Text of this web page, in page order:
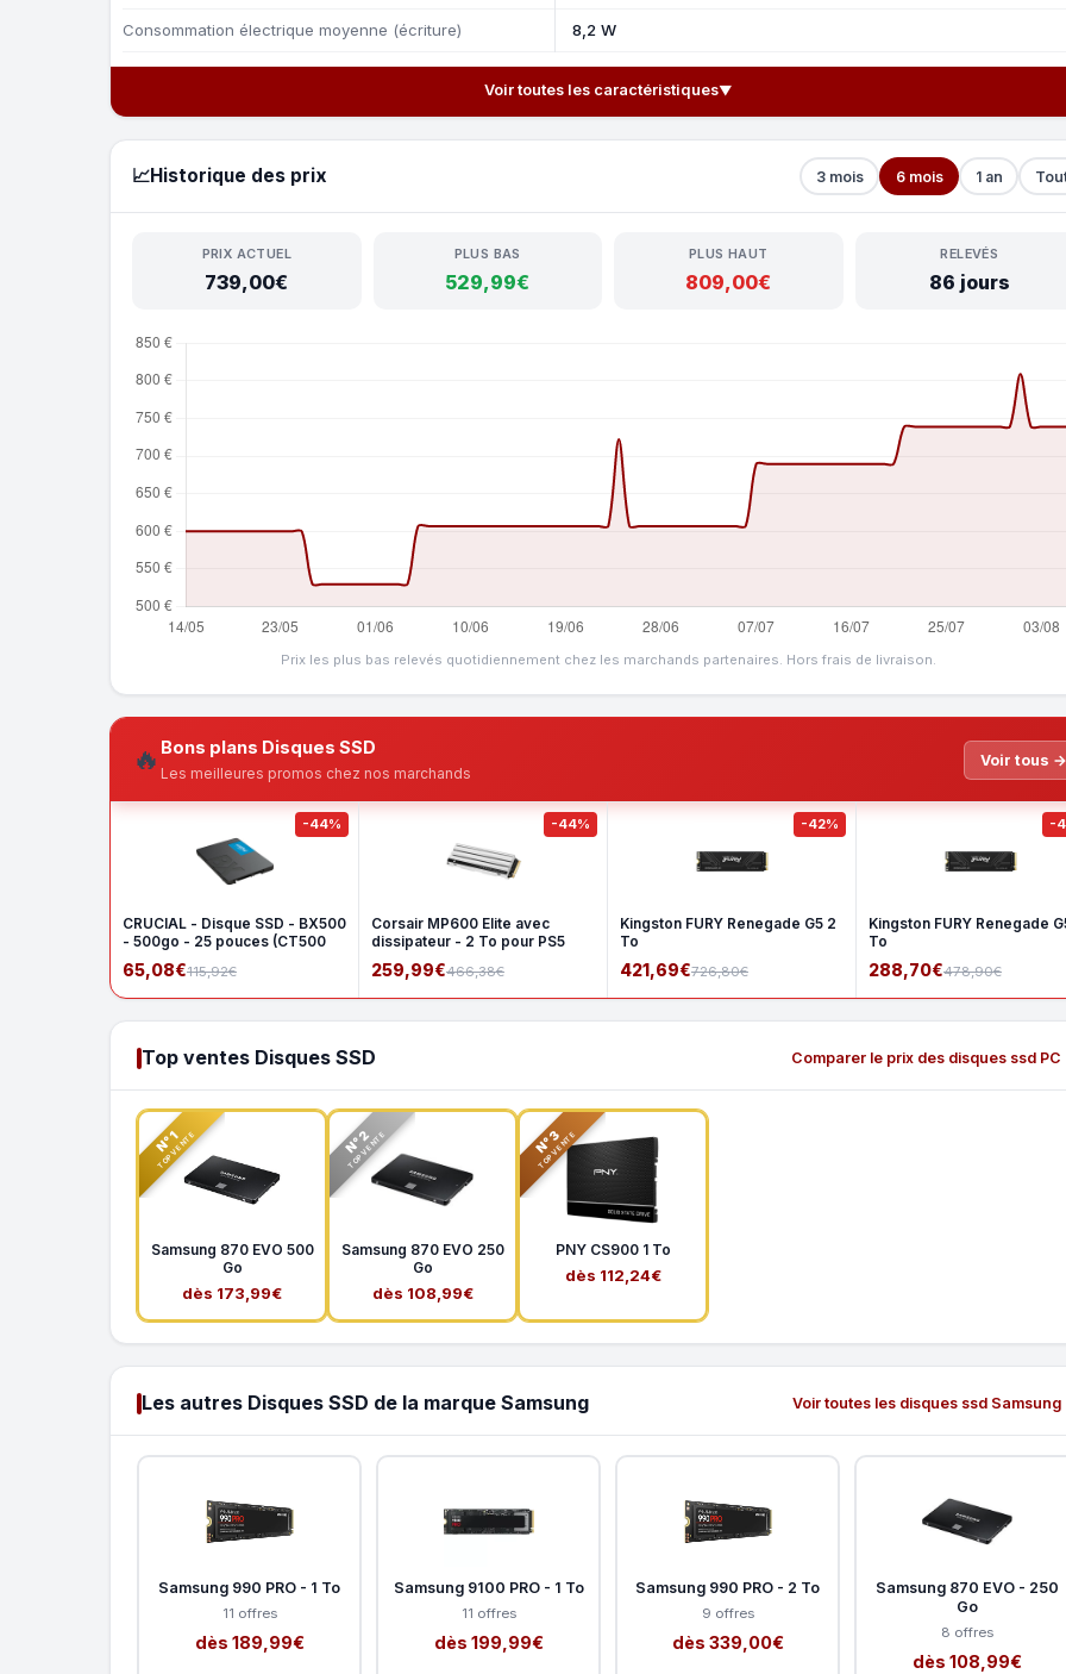
Consommation électrique moyenne (écriture) 8,2 W
Voir toutes les caractéristiques▼
📈Historique des prix 3 mois 6 mois 1 an
PRIX ACTUEL
739,00€
PLUS BAS
529,99€
PLUS HAUT
809,00€
RELEVÉS
86 jours
Prix les plus bas relevés quotidiennement chez les marchands partenaires. Hors frais de livraison.
🔥 Bons plans Disques SSD
Les meilleures promos chez nos marchands
Voir tous →
-44%
CRUCIAL - Disque SSD - BX500
- 500go - 25 pouces (CT500
65,08€115,92€
-44%
Corsair MP600 Elite avec
dissipateur - 2 To pour PS5
259,99€466,38€
-42%
Kingston FURY Renegade G5 2
To
421,69€726,80€
-
Kingston FURY Renegade
To
288,70€478,90€
Top ventes Disques SSD Comparer le prix des disques ssd
N°1
TOP VENTE
Samsung 870 EVO 500
Go
dès 173,99€
N°2
TOP VENTE
Samsung 870 EVO 250
Go
dès 108,99€
N°3
TOP VENTE
PNY CS900 1 To
dès 112,24€
Les autres Disques SSD de la marque Samsung Voir toutes les disques ssd
Samsung 990 PRO - 1 To
11 offres
dès 189,99€
Samsung 9100 PRO - 1 To
11 offres
dès 199,99€
Samsung 990 PRO - 2 To
9 offres
dès 339,00€
Samsung 870 EVO - 250
Go
8 offres
dès 108,99€